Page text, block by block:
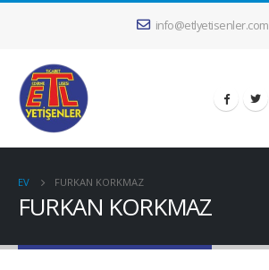
info@etlyetisenler.com
EV FURKAN KORKMAZ
FURKAN KORKMAZ